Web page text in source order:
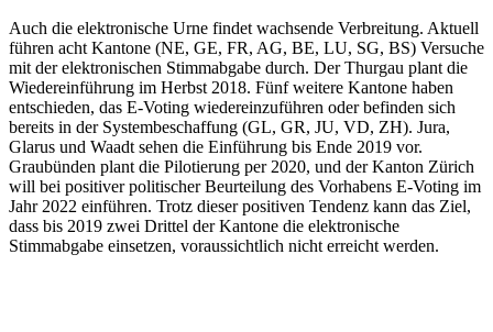
Auch die elektronische Urne findet wachsende Verbreitung. Aktuell
führen acht Kantone (NE, GE, FR, AG, BE, LU, SG, BS) Versuche
mit der elektronischen Stimmabgabe durch. Der Thurgau plant die
Wiedereinführung im Herbst 2018. Fünf weitere Kantone haben
entschieden, das E-Voting wiedereinzuführen oder befinden sich
bereits in der Systembeschaffung (GL, GR, JU, VD, ZH). Jura,
Glarus und Waadt sehen die Einführung bis Ende 2019 vor.
Graubünden plant die Pilotierung per 2020, und der Kanton Zürich
will bei positiver politischer Beurteilung des Vorhabens E-Voting im
Jahr 2022 einführen. Trotz dieser positiven Tendenz kann das Ziel,
dass bis 2019 zwei Drittel der Kantone die elektronische
Stimmabgabe einsetzen, voraussichtlich nicht erreicht werden.